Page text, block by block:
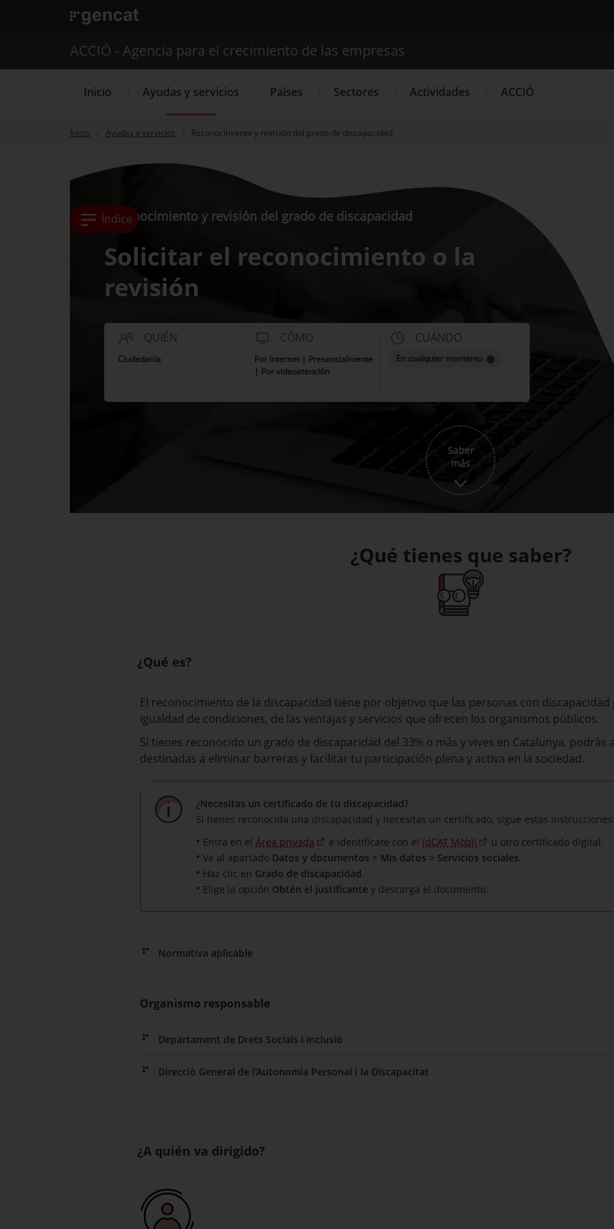
. Abrir en una nueva ventana.
Buscador
ACCIÓ - Agencia para el crecimiento de las empresas
Inicio Ayudas y servicios Países Sectores Actividades ACCIÓ
Inicio Ayudas y servicios Reconocimiento y revisión del grado de discapacidad
Índice
Reconocimiento y revisión del grado de discapacidad
Solicitar el reconocimiento o la
revisión
QUIÉN
Ciudadanía
CÓMO
Por Internet | Presencialmente
| Por videoatención
CUÁNDO
En cualquier momento
Saber
más
¿Qué tienes que saber?
¿Qué es?
El reconocimiento de la discapacidad tiene por objetivo que las personas con discapacidad
igualdad de condiciones, de las ventajas y servicios que ofrecen los organismos públicos.
Si tienes reconocido un grado de discapacidad del 33% o más y vives en Catalunya, podrás
destinadas a eliminar barreras y facilitar tu participación plena y activa en la sociedad.
¿Necesitas un certificado de tu discapacidad?
Si tienes reconocida una discapacidad y necesitas un certificado, sigue estas instrucciones:
Entra en el Área privada e identifícate con el idCAT Mòbil
u otro certificado digital.
Ve al apartado Datos y documentos > Mis datos > Servicios sociales.
Haz clic en Grado de discapacidad.
Elige la opción Obtén el justificante y descarga el documento.
Normativa aplicable
Organismo responsable
Departament de Drets Socials i Inclusió
Direcció General de l'Autonomia Personal i la Discapacitat
¿A quién va dirigido?